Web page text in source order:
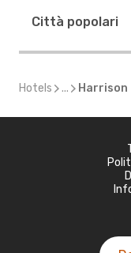
Città popolari
Hotels ... Harrison